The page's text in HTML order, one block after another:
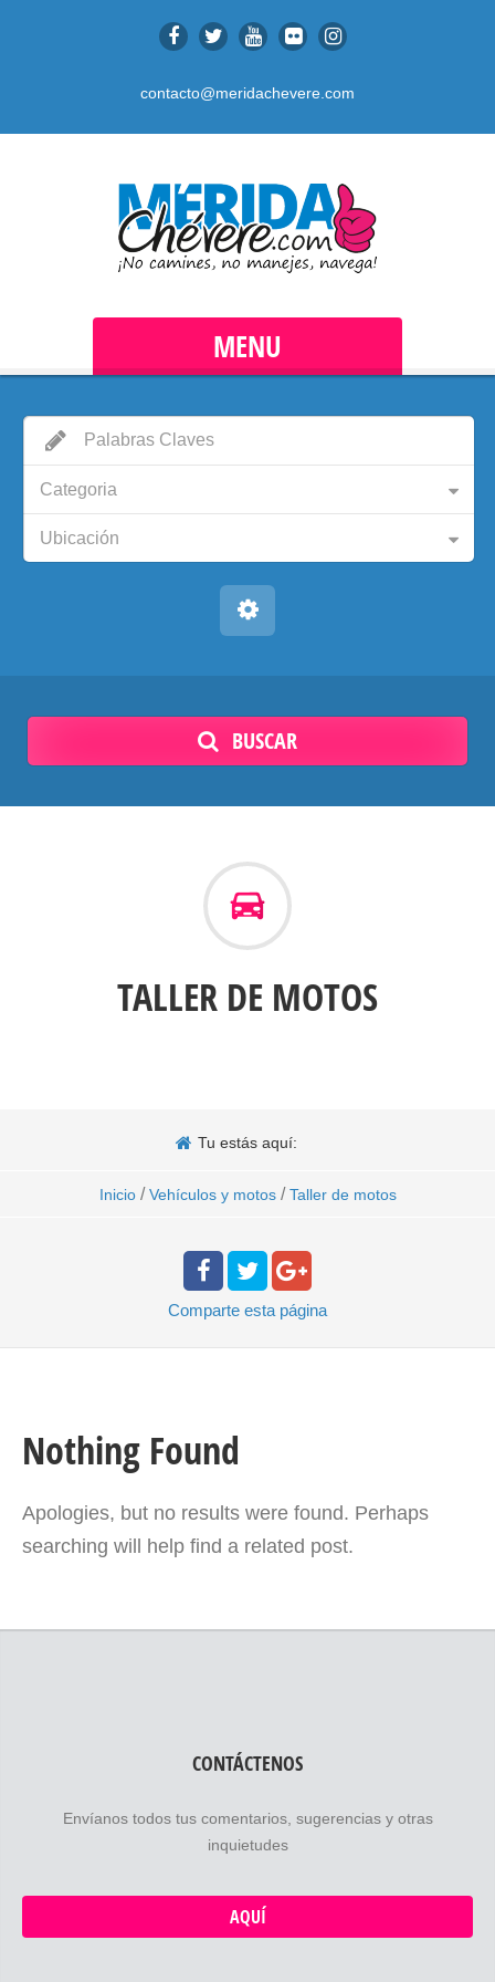
contacto@meridachevere.com
MENU
Categoria
Ubicación
BUSCAR
TALLER DE MOTOS
Tu estás aquí:
Inicio / Vehículos y motos / Taller de motos
Comparte esta página
Nothing Found
Apologies, but no results were found. Perhaps
searching will help find a related post.
CONTÁCTENOS
Envíanos todos tus comentarios, sugerencias y otras
inquietudes
AQUÍ